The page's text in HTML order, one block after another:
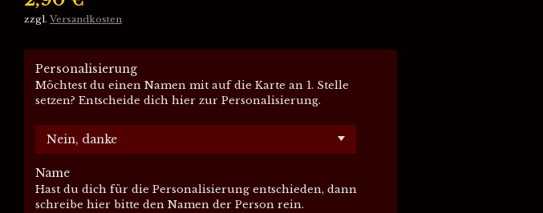
zzgl. Versandkosten
Personalisierung
Möchtest du einen Namen mit auf die Karte an 1. Stelle
setzen? Entscheide dich hier zur Personalisierung.
Name
Hast du dich für die Personalisierung entschieden, dann
schreibe hier bitte den Namen der Person rein.